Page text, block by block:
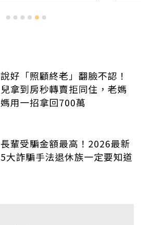
說好「照顧終老」翻臉不認！
兒拿到房秒轉賣拒同住，老媽
媽用一招拿回700萬
長輩受騙金額最高！2026最新
5大詐騙手法退休族一定要知道